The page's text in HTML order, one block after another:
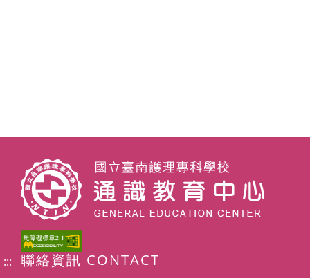
::: 聯絡資訊 CONTACT